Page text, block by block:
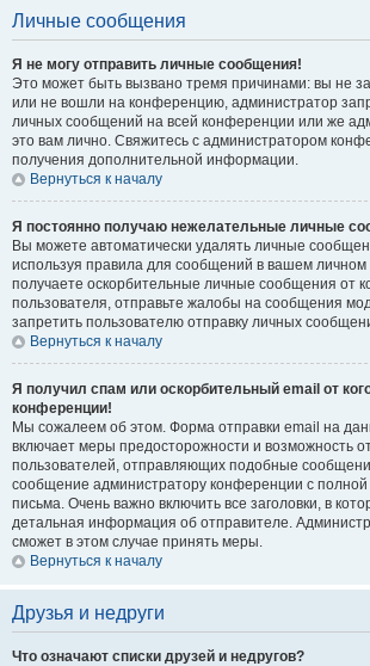
Личные сообщения
Я не могу отправить личные сообщения!
Это может быть вызвано тремя причинами: вы не
или не вошли на конференцию, администратор
личных сообщений на всей конференции или же
это вам лично. Свяжитесь с администратором
получения дополнительной информации.
Вернуться к началу
Я постоянно получаю нежелательные личные
Вы можете автоматически удалять личные
используя правила для сообщений в вашем
получаете оскорбительные личные сообщения от
пользователя, отправьте жалобы на сообщения
запретить пользователю отправку личных
Вернуться к началу
Я получил спам или оскорбительный email от
конференции!
Мы сожалеем об этом. Форма отправки email на
включает меры предосторожности и возможность
пользователей, отправляющих подобные
сообщение администратору конференции с полной
письма. Очень важно включить все заголовки, в
детальная информация об отправителе.
сможет в этом случае принять меры.
Вернуться к началу
Друзья и недруги
Что означают списки друзей и недругов?